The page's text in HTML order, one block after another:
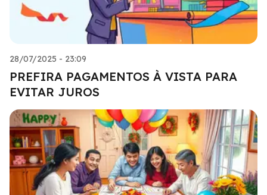
28/07/2025 - 23:09
PREFIRA PAGAMENTOS À VISTA PARA
EVITAR JUROS